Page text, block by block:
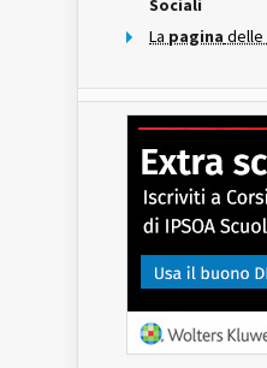
Sociali
La pagina delle